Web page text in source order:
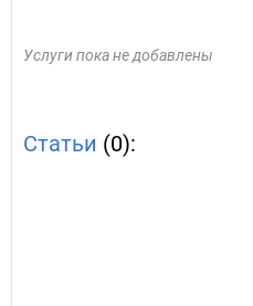
Услуги пока не добавлены
Статьи (0):